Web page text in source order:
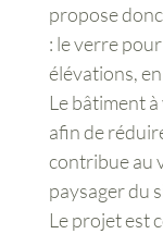
propose
: le verre
élévations,
Le bâtiment
afin de
contribue au
paysager du
Le projet est